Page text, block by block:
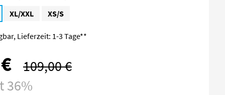
XL/XXL
XS/S
Lieferzeit: 1-3 Tage**
Regulärer Preis:
109,00 €
36%